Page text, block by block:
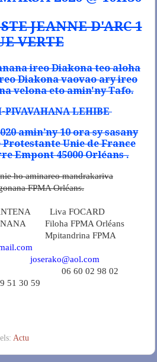
JEANNE D'ARC 1
VERTE
ireo Diakona teo aloha
Diakona vaovao ary ireo
velona eto amin'ny Tafo.
PIVAVAHANA LEHIBE
amin’ny 10 ora sy sasany
Protestante Unie de France
Empont 45000 Orléans .
ho aminareo mandrakariva
FPMA Orléans.
Liva FOCARD
Filoha FPMA Orléans
FPMA
joserako@aol.com
06 60 02 98 02
59
Actu